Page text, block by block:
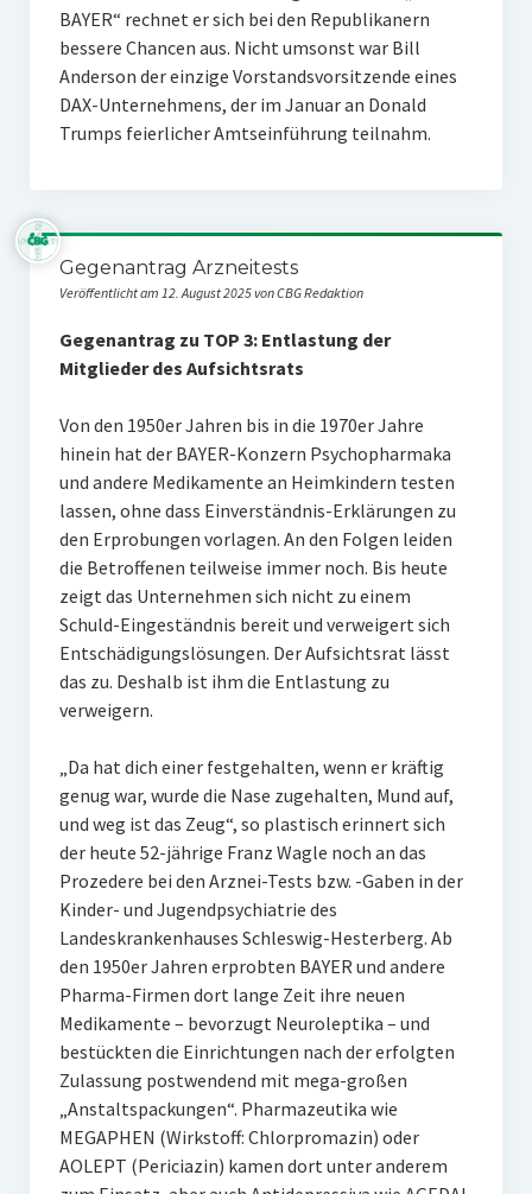
BAYER“ rechnet er sich bei den Republikanern
bessere Chancen aus. Nicht umsonst war Bill
Anderson der einzige Vorstandsvorsitzende eines
DAX-Unternehmens, der im Januar an Donald
Trumps feierlicher Amtseinführung teilnahm.
Gegenantrag Arzneitests
Veröffentlicht am 12. August 2025 von CBG Redaktion
Gegenantrag zu TOP 3: Entlastung der
Mitglieder des Aufsichtsrats
Von den 1950er Jahren bis in die 1970er Jahre
hinein hat der BAYER-Konzern Psychopharmaka
und andere Medikamente an Heimkindern testen
lassen, ohne dass Einverständnis-Erklärungen zu
den Erprobungen vorlagen. An den Folgen leiden
die Betroffenen teilweise immer noch. Bis heute
zeigt das Unternehmen sich nicht zu einem
Schuld-Eingeständnis bereit und verweigert sich
Entschädigungslösungen. Der Aufsichtsrat lässt
das zu. Deshalb ist ihm die Entlastung zu
verweigern.
„Da hat dich einer festgehalten, wenn er kräftig
genug war, wurde die Nase zugehalten, Mund auf,
und weg ist das Zeug“, so plastisch erinnert sich
der heute 52-jährige Franz Wagle noch an das
Prozedere bei den Arznei-Tests bzw. -Gaben in der
Kinder- und Jugendpsychiatrie des
Landeskrankenhauses Schleswig-Hesterberg. Ab
den 1950er Jahren erprobten BAYER und andere
Pharma-Firmen dort lange Zeit ihre neuen
Medikamente – bevorzugt Neuroleptika – und
bestückten die Einrichtungen nach der erfolgten
Zulassung postwendend mit mega-großen
„Anstaltspackungen“. Pharmazeutika wie
MEGAPHEN (Wirkstoff: Chlorpromazin) oder
AOLEPT (Periciazin) kamen dort unter anderem